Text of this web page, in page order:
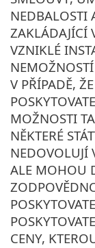
NEDBALOSTI
ZAKLÁDAJÍCÍ
VZNIKLÉ
V PŘÍPADĚ,
MOŽNOSTI
NĚKTERÉ
NEDOVOLUJÍ
ALE MOHOU
CENY,